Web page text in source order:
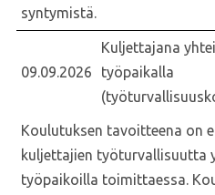
syntymistä.
09.09.2026
Kuljettajana
työpaikalla
Koulutuksen tavoitteena on
kuljettajien työturvallisuutta
työpaikoilla toimittaessa.